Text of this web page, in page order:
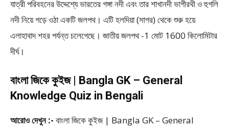
যাত্রী পরিবহনের উদ্দেশ্যে ভারতের গঙ্গা নদী এবং তার শাখানদী ভাগীরথী ও হুগলি
নদী নিয়ে গড়ে ওঠা একটি জলপথ। এটি হলদিয়া (সাগর) থেকে শুরু হয়ে
এলাহাবাদ শহর পর্যন্ত চলেগেছে। জাতীয় জলপথ -1 মোট 1600 কিলোমিটার
দীর্ঘ।
বাংলা জিকে কুইজ | Bangla GK – General
Knowledge Quiz in Bengali
আরোও দেখুন :- বাংলা জিকে কুইজ | Bangla GK – General